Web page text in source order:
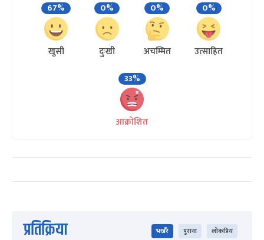
67%
खुसी
0%
दुःखी
0%
अचम्मित
0%
उत्साहित
33%
आक्रोशित
प्रतिक्रिया भर्खरै पुराना लोकप्रिय